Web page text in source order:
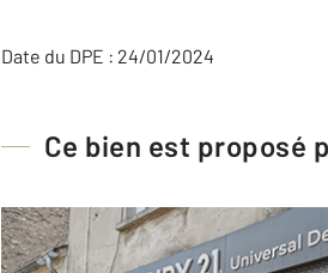
Date du DPE : 24/01/2024
Ce bien est proposé